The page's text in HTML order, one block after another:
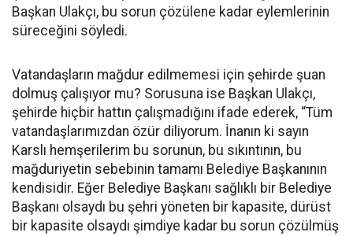
Başkan Ulakçı, bu sorun çözülene kadar eylemlerinin
süreceğini söyledi.
Vatandaşların mağdur edilmemesi için şehirde şuan
dolmuş çalışıyor mu? Sorusuna ise Başkan Ulakçı,
şehirde hiçbir hattın çalışmadığını ifade ederek, “Tüm
vatandaşlarımızdan özür diliyorum. İnanın ki sayın
Karslı hemşerilerim bu sorunun, bu sıkıntının, bu
mağduriyetin sebebinin tamamı Belediye Başkanının
kendisidir. Eğer Belediye Başkanı sağlıklı bir Belediye
Başkanı olsaydı bu şehri yöneten bir kapasite, dürüst
bir kapasite olsaydı şimdiye kadar bu sorun çözülmüş